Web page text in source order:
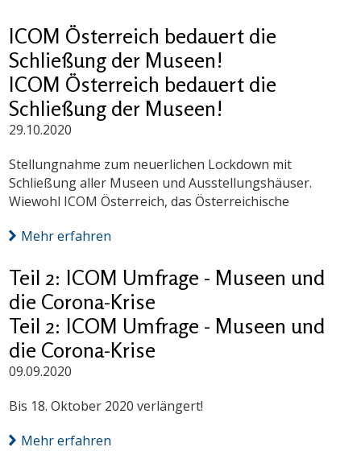
ICOM Österreich bedauert die
Schließung der Museen!
ICOM Österreich bedauert die
Schließung der Museen!
29.10.2020
Stellungnahme zum neuerlichen Lockdown mit
Schließung aller Museen und Ausstellungshäuser.
Wiewohl ICOM Österreich, das Österreichische
Mehr erfahren
Teil 2: ICOM Umfrage - Museen und
die Corona-Krise
Teil 2: ICOM Umfrage - Museen und
die Corona-Krise
09.09.2020
Bis 18. Oktober 2020 verlängert!
Mehr erfahren